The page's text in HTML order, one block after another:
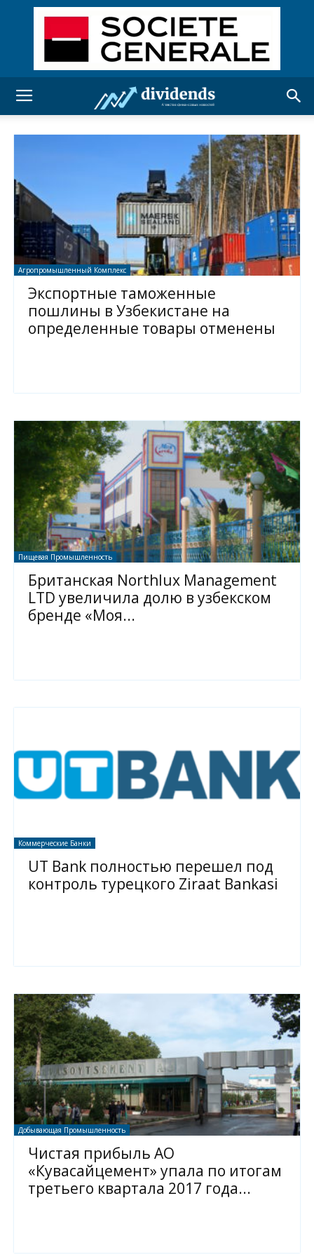
Агропромышленный Комплекс
Экспортные таможенные
пошлины в Узбекистане на
определенные товары отменены
Пищевая Промышленность
Британская Northlux Management
LTD увеличила долю в узбекском
бренде «Моя...
Коммерческие Банки
UT Bank полностью перешел под
контроль турецкого Ziraat Bankasi
Добывающая Промышленность
Чистая прибыль АО
«Кувасайцемент» упала по итогам
третьего квартала 2017 года...